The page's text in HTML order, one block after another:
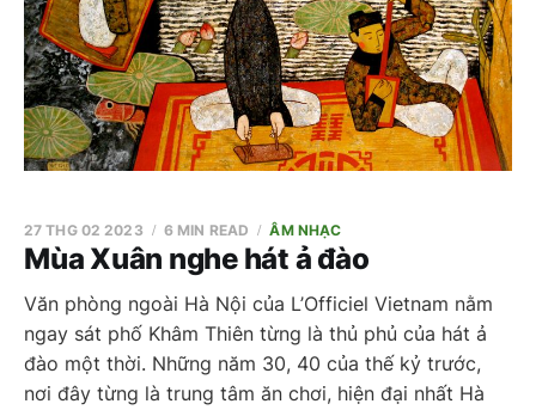
Mùa Xuân nghe hát ả đào
27 THG 02 2023 6 MIN READ ÂM NHẠC
Văn phòng ngoài Hà Nội của L’Officiel Vietnam nằm
ngay sát phố Khâm Thiên từng là thủ phủ của hát ả
đào một thời. Những năm 30, 40 của thế kỷ trước,
nơi đây từng là trung tâm ăn chơi, hiện đại nhất Hà